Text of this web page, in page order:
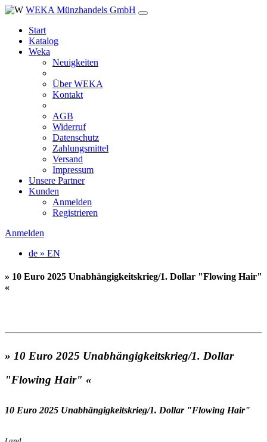
WEKA Münzhandels GmbH
Start
Katalog
Weka
Neuigkeiten
Über WEKA
Kontakt
AGB
Widerruf
Datenschutz
Zahlungsmittel
Versand
Impressum
Unsere Partner
Kunden
Anmelden
Registrieren
Anmelden
de » EN
» 10 Euro 2025 Unabhängigkeitskrieg/1. Dollar "Flowing Hair"
«
» 10 Euro 2025 Unabhängigkeitskrieg/1. Dollar
"Flowing Hair" «
10 Euro 2025 Unabhängigkeitskrieg/1. Dollar "Flowing Hair"